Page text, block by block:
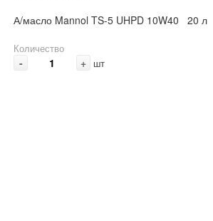
А/масло Mannol TS-5 UHPD 10W40 20 л
Количество
- + шт